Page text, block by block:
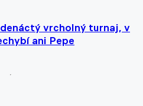
vrcholný turnaj, v
ani Pepe